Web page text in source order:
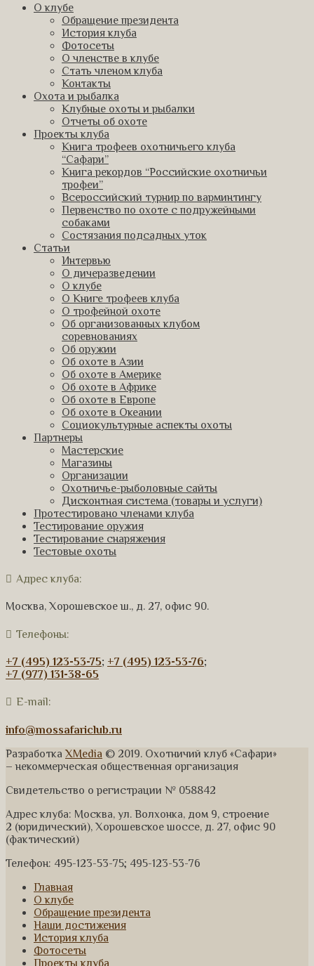
О клубе
Обращение президента
История клуба
Фотосеты
О членстве в клубе
Стать членом клуба
Контакты
Охота и рыбалка
Клубные охоты и рыбалки
Отчеты об охоте
Проекты клуба
Книга трофеев охотничьего клуба
“Сафари”
Книга рекордов “Российские охотничьи
трофеи”
Всероссийский турнир по варминтингу
Первенство по охоте с подружейными
собаками
Состязания подсадных уток
Статьи
Интервью
О дичеразведении
О клубе
О Книге трофеев клуба
О трофейной охоте
Об организованных клубом
соревнованиях
Об оружии
Об охоте в Азии
Об охоте в Америке
Об охоте в Африке
Об охоте в Европе
Об охоте в Океании
Социокультурные аспекты охоты
Партнеры
Мастерские
Магазины
Организации
Охотничье-рыболовные сайты
Дисконтная система (товары и услуги)
Протестировано членами клуба
Тестирование оружия
Тестирование снаряжения
Тестовые охоты
Адрес клуба:
Москва, Хорошевское ш., д. 27, офис 90.
Телефоны:
+7 (495) 123-53-75; +7 (495) 123-53-76;
+7 (977) 131-38-65
E-mail:
info@mossafariclub.ru
Разработка XMedia © 2019. Охотничий клуб «Сафари»
– некоммерческая общественная организация
Свидетельство о регистрации № 058842
Адрес клуба: Москва, ул. Волхонка, дом 9, строение
2 (юридический), Хорошевское шоссе, д. 27, офис 90
(фактический)
Телефон: 495-123-53-75; 495-123-53-76
Главная
О клубе
Обращение президента
Наши достижения
История клуба
Фотосеты
Проекты клуба